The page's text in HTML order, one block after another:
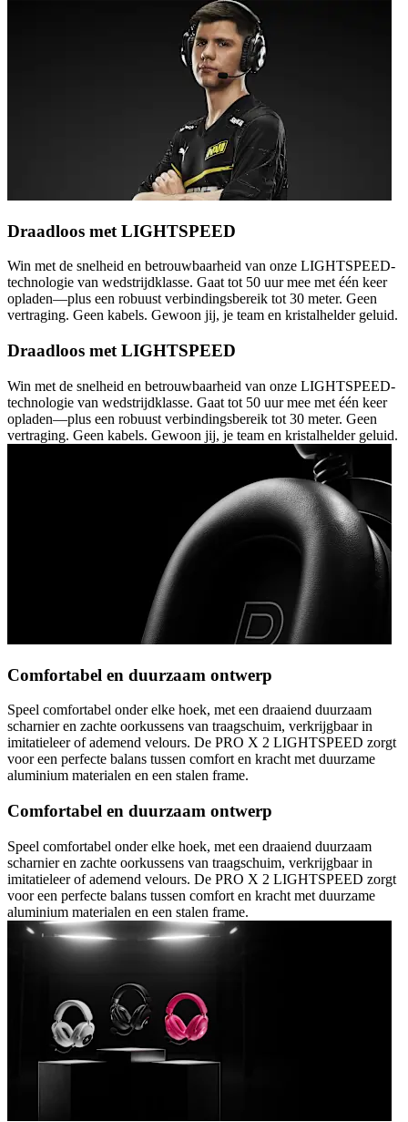
Draadloos met LIGHTSPEED
Win met de snelheid en betrouwbaarheid van onze LIGHTSPEED-
technologie van wedstrijdklasse. Gaat tot 50 uur mee met één keer
opladen—plus een robuust verbindingsbereik tot 30 meter. Geen
vertraging. Geen kabels. Gewoon jij, je team en kristalhelder geluid.
Draadloos met LIGHTSPEED
Win met de snelheid en betrouwbaarheid van onze LIGHTSPEED-
technologie van wedstrijdklasse. Gaat tot 50 uur mee met één keer
opladen—plus een robuust verbindingsbereik tot 30 meter. Geen
vertraging. Geen kabels. Gewoon jij, je team en kristalhelder geluid.
Comfortabel en duurzaam ontwerp
Speel comfortabel onder elke hoek, met een draaiend duurzaam
scharnier en zachte oorkussens van traagschuim, verkrijgbaar in
imitatieleer of ademend velours. De PRO X 2 LIGHTSPEED zorgt
voor een perfecte balans tussen comfort en kracht met duurzame
aluminium materialen en een stalen frame.
Comfortabel en duurzaam ontwerp
Speel comfortabel onder elke hoek, met een draaiend duurzaam
scharnier en zachte oorkussens van traagschuim, verkrijgbaar in
imitatieleer of ademend velours. De PRO X 2 LIGHTSPEED zorgt
voor een perfecte balans tussen comfort en kracht met duurzame
aluminium materialen en een stalen frame.